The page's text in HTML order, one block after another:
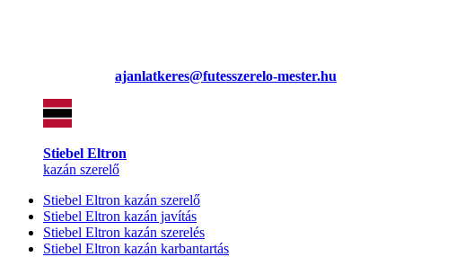
ajanlatkeres@futesszerelo-mester.hu
Stiebel Eltron
kazán szerelő
Stiebel Eltron kazán szerelő
Stiebel Eltron kazán javítás
Stiebel Eltron kazán szerelés
Stiebel Eltron kazán karbantartás